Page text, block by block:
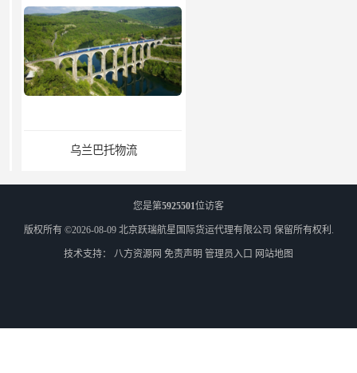
乌兰巴托物流
您是第5925501位访客
版权所有 ©2026-08-09 北京跃瑞航星国际货运代理有限公司 保留所有权利.
技术支持： 八方资源网 免责声明 管理员入口 网站地图